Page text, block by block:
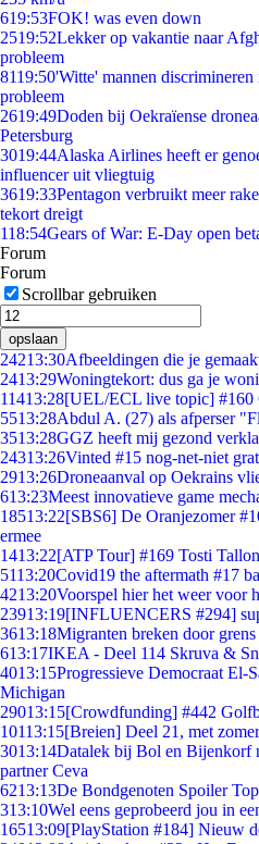
619:53FOK! was even down
2519:52Lekker op vakantie naar
probleem
8119:50'Witte' mannen
probleem
2619:49Doden bij Oekraïense
Petersburg
3019:44Alaska Airlines heeft er
influencer uit vliegtuig
3619:33Pentagon verbruikt meer
tekort dreigt
118:54Gears of War: E-Day open
Forum
Forum
Scrollbar gebruiken
opslaan
24213:30Afbeeldingen die je
2413:29Woningtekort: dus ga je
11413:28[UEL/ECL live topic]
5513:28Abdul A. (27) als afperser
3513:28GGZ heeft mij gezond
24313:26Vinted #15 nog-net-niet
2913:26Droneaanval op Oekrains
613:23Meest innovatieve game
18513:22[SBS6] De Oranjezomer
ermee
1413:22[ATP Tour] #169 Tosti
5113:20Covid19 the aftermath #17
4213:20Voorspel hier het weer voor
23913:19[INFLUENCERS #294]
3613:18Migranten breken door
613:17IKEA - Deel 114 Skruva &
4013:15Progressieve Democraat
Michigan
29013:15[Crowdfunding] #442
10113:15[Breien] Deel 21, met
3013:14Datalek bij Bol en Bijenkorf
partner Ceva
6213:13De Bondgenoten Spoiler
313:10Wel eens geprobeerd jou in
16513:09[PlayStation #184] Nieuw